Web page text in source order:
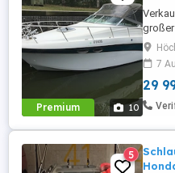
Premium 10
m,
Neu
2027
7
29
5